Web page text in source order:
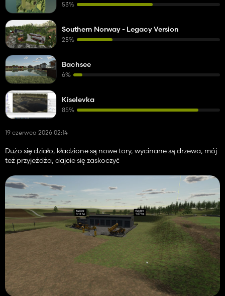
19 czerwca 2026 02:14
Dużo się działo, kładzione są nowe tory, wycinane są drzewa, mój
też przyjeżdża, dajcie się zaskoczyć
53%
Southern Norway - Legacy Version
25%
Bachsee
6%
Kiselevka
85%